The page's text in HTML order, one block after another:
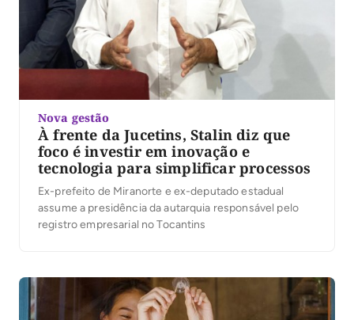
Nova gestão
À frente da Jucetins, Stalin diz que
foco é investir em inovação e
tecnologia para simplificar processos
Ex-prefeito de Miranorte e ex-deputado estadual
assume a presidência da autarquia responsável pelo
registro empresarial no Tocantins